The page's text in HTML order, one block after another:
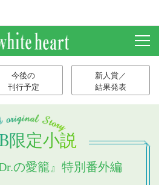
今後の
刊行予定
新人賞／
結果発表
限定小説
の愛籠』特別番外編